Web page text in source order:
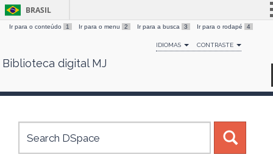
Skip
BRASIL
Simplifique!
Comunica BR
Canais
Ir para o conteúdo 1 Ir para o menu 2 Ir para a busca 3 Ir para o rodapé 4
IDIOMAS CONTRASTE
Biblioteca digital MJ